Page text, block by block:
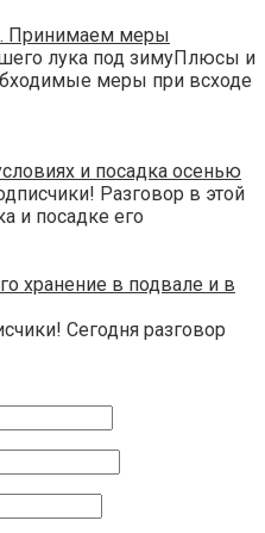
Принимаем меры
лука под зимуПлюсы и
меры при всходе
и посадка осенью
Разговор в этой
и посадке его
хранение в подвале и в
Сегодня разговор